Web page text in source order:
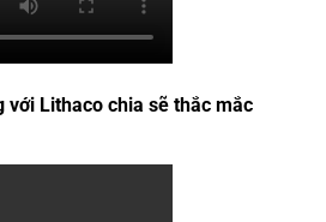
với Lithaco chia sẽ thắc mắc